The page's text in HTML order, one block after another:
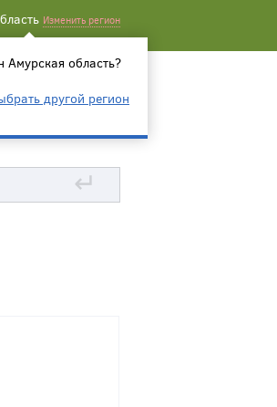
Изменить регион
Амурская область?
другой регион
↵